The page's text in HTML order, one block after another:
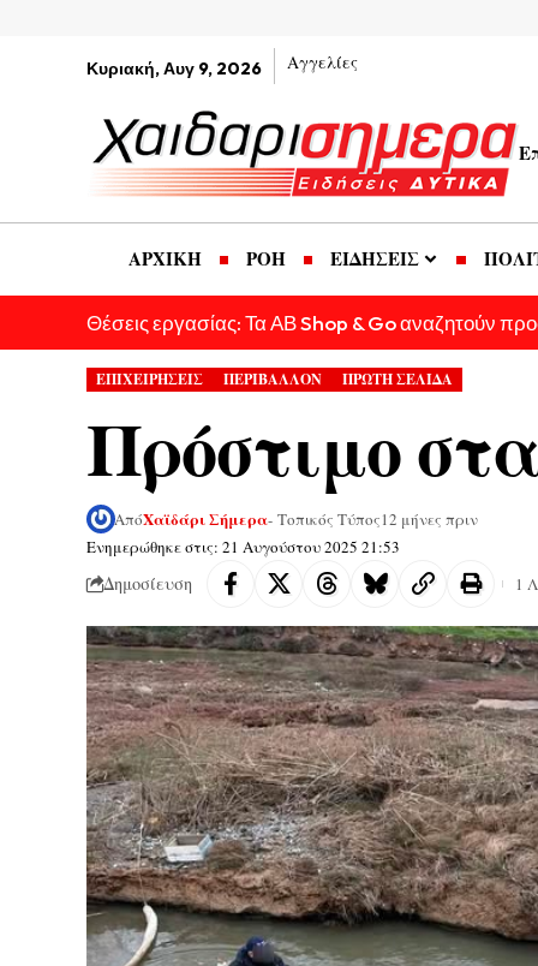
Κυριακή, Αυγ 9, 2026 Αγγελίες
ΑΡΧΙΚΗ ΡΟΗ ΕΙΔΗΣΕΙΣ
Θέσεις εργασίας: Τα ΑΒ Shop & Go αναζητούν
ΕΠΙΧΕΙΡΗΣΕΙΣ ΠΕΡΙΒΑΛΛΟΝ ΠΡΩΤΗ ΣΕΛΙΔΑ
Πρόστιμο
Ενημερώθηκε στις: 21 Αυγούστου 2025 21:53
ΑπόΧαϊδάρι Σήμερα- Τοπικός Τύπος12 μήνες πριν
Δημοσίευση 1